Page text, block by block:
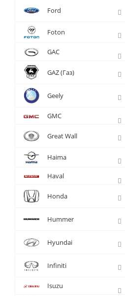
Ford
Foton
GAC
GAZ (Газ)
Geely
GMC
Great Wall
Haima
Haval
Honda
Hummer
Hyundai
Infiniti
Isuzu